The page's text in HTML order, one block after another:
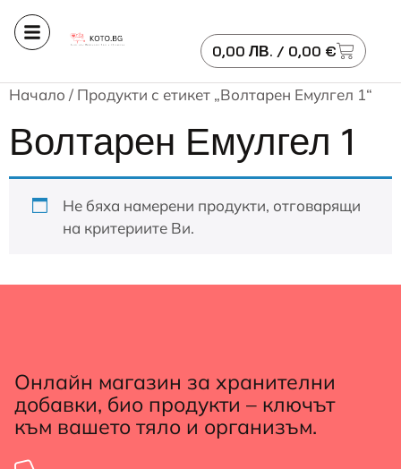
0,00 ЛВ. / 0,00 €
Начало / Продукти с етикет „Волтарен Емулгел 1“
Волтарен Емулгел 1
Не бяха намерени продукти, отговарящи
на критериите Ви.
Онлайн магазин за хранителни
добавки, био продукти – ключът
към вашето тяло и организъм.